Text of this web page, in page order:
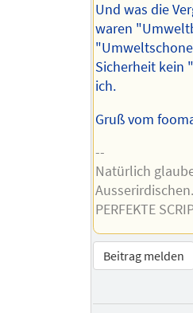
Und was die
waren
Sicherheit kein
ich.
Gruß vom
--
Natürlich
PERFEKTE
Beitrag melden